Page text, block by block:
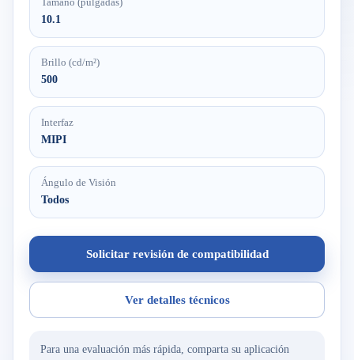
Tamaño (pulgadas)
10.1
Brillo (cd/m²)
500
Interfaz
MIPI
Ángulo de Visión
Todos
Solicitar revisión de compatibilidad
Ver detalles técnicos
Para una evaluación más rápida, comparta su aplicación